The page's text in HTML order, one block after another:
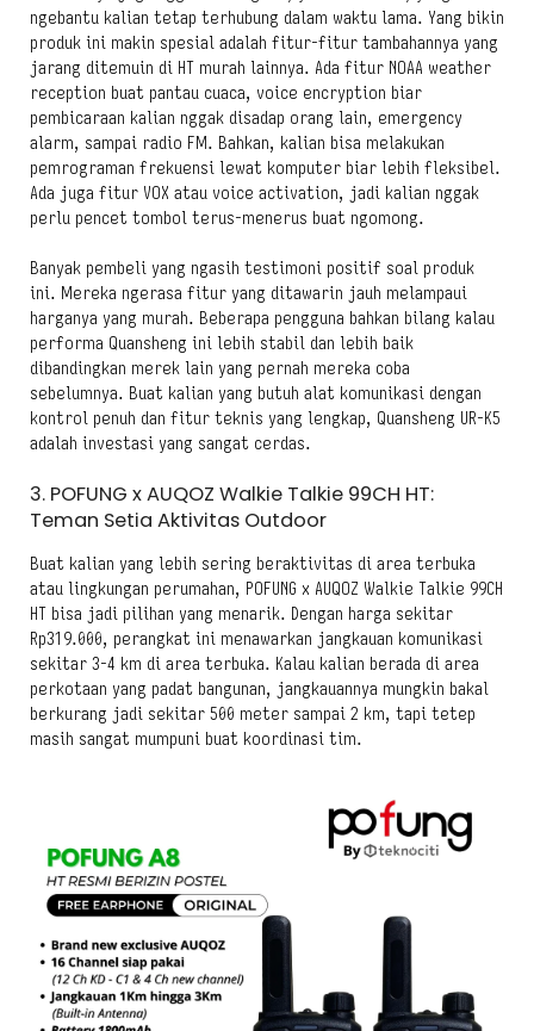
ngebantu kalian tetap terhubung dalam waktu lama. Yang bikin
produk ini makin spesial adalah fitur-fitur tambahannya yang
jarang ditemuin di HT murah lainnya. Ada fitur NOAA weather
reception buat pantau cuaca, voice encryption biar
pembicaraan kalian nggak disadap orang lain, emergency
alarm, sampai radio FM. Bahkan, kalian bisa melakukan
pemrograman frekuensi lewat komputer biar lebih fleksibel.
Ada juga fitur VOX atau voice activation, jadi kalian nggak
perlu pencet tombol terus-menerus buat ngomong.
Banyak pembeli yang ngasih testimoni positif soal produk
ini. Mereka ngerasa fitur yang ditawarin jauh melampaui
harganya yang murah. Beberapa pengguna bahkan bilang kalau
performa Quansheng ini lebih stabil dan lebih baik
dibandingkan merek lain yang pernah mereka coba
sebelumnya. Buat kalian yang butuh alat komunikasi dengan
kontrol penuh dan fitur teknis yang lengkap, Quansheng UR-K5
adalah investasi yang sangat cerdas.
3. POFUNG x AUQOZ Walkie Talkie 99CH HT:
Teman Setia Aktivitas Outdoor
Buat kalian yang lebih sering beraktivitas di area terbuka
atau lingkungan perumahan, POFUNG x AUQOZ Walkie Talkie 99CH
HT bisa jadi pilihan yang menarik. Dengan harga sekitar
Rp319.000, perangkat ini menawarkan jangkauan komunikasi
sekitar 3-4 km di area terbuka. Kalau kalian berada di area
perkotaan yang padat bangunan, jangkauannya mungkin bakal
berkurang jadi sekitar 500 meter sampai 2 km, tapi tetep
masih sangat mumpuni buat koordinasi tim.